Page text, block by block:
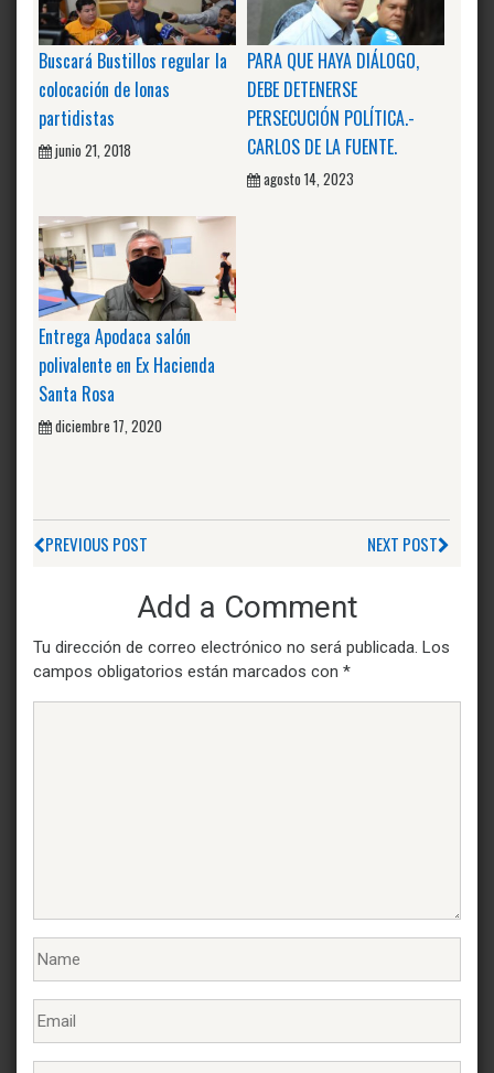
Buscará Bustillos regular la
colocación de lonas
partidistas
junio 21, 2018
PARA QUE HAYA DIÁLOGO,
DEBE DETENERSE
PERSECUCIÓN POLÍTICA.-
CARLOS DE LA FUENTE.
agosto 14, 2023
Entrega Apodaca salón
polivalente en Ex Hacienda
Santa Rosa
diciembre 17, 2020
PREVIOUS POST NEXT POST
Add a Comment
Tu dirección de correo electrónico no será publicada. Los
campos obligatorios están marcados con *